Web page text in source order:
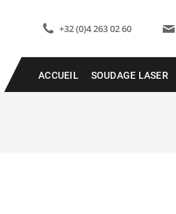
+32 (0)4 263 02 60
ACCUEIL SOUDAGE LASER